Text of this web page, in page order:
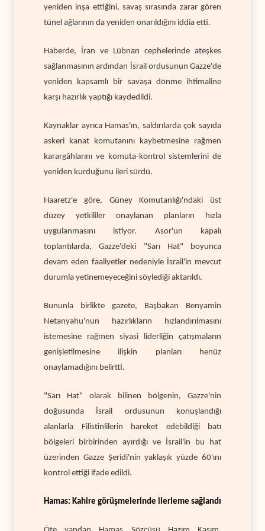
yeniden inşa ettiğini, savaş sırasında zarar gören
tünel ağlarının da yeniden onarıldığını iddia etti.
Haberde, İran ve Lübnan cephelerinde ateşkes
sağlanmasının ardından İsrail ordusunun Gazze'de
yeniden kapsamlı bir savaşa dönme ihtimaline
karşı hazırlık yaptığı kaydedildi.
Kaynaklar ayrıca Hamas'ın, saldırılarda çok sayıda
askeri kanat komutanını kaybetmesine rağmen
karargâhlarını ve komuta-kontrol sistemlerini de
yeniden kurduğunu ileri sürdü.
Haaretz'e göre, Güney Komutanlığı'ndaki üst
düzey yetkililer onaylanan planların hızla
uygulanmasını istiyor. Asor'un kapalı
toplantılarda, Gazze'deki "Sarı Hat" boyunca
devam eden faaliyetler nedeniyle İsrail'in mevcut
durumla yetinemeyeceğini söylediği aktarıldı.
Bununla birlikte gazete, Başbakan Benyamin
Netanyahu'nun hazırlıkların hızlandırılmasını
istemesine rağmen siyasi liderliğin çatışmaların
genişletilmesine ilişkin planları henüz
onaylamadığını belirtti.
"Sarı Hat" olarak bilinen bölgenin, Gazze'nin
doğusunda İsrail ordusunun konuşlandığı
alanlarla Filistinlilerin hareket edebildiği batı
bölgeleri birbirinden ayırdığı ve İsrail'in bu hat
üzerinden Gazze Şeridi'nin yaklaşık yüzde 60'ını
kontrol ettiği ifade edildi.
Hamas: Kahire görüşmelerinde ilerleme sağlandı